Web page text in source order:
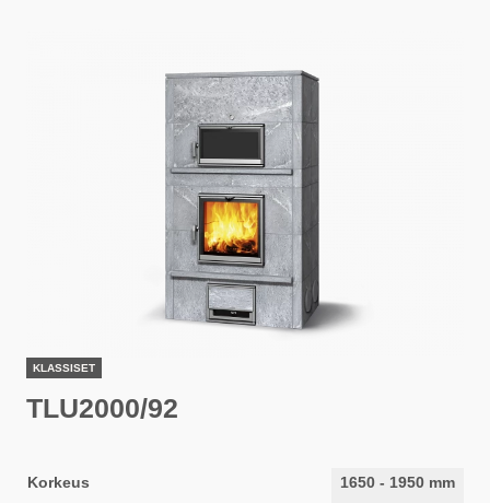
KLASSISET
TLU2000/92
Korkeus 1650 - 1950 mm